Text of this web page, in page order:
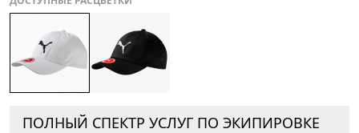
ПОЛНЫЙ СПЕКТР УСЛУГ ПО ЭКИПИРОВКЕ